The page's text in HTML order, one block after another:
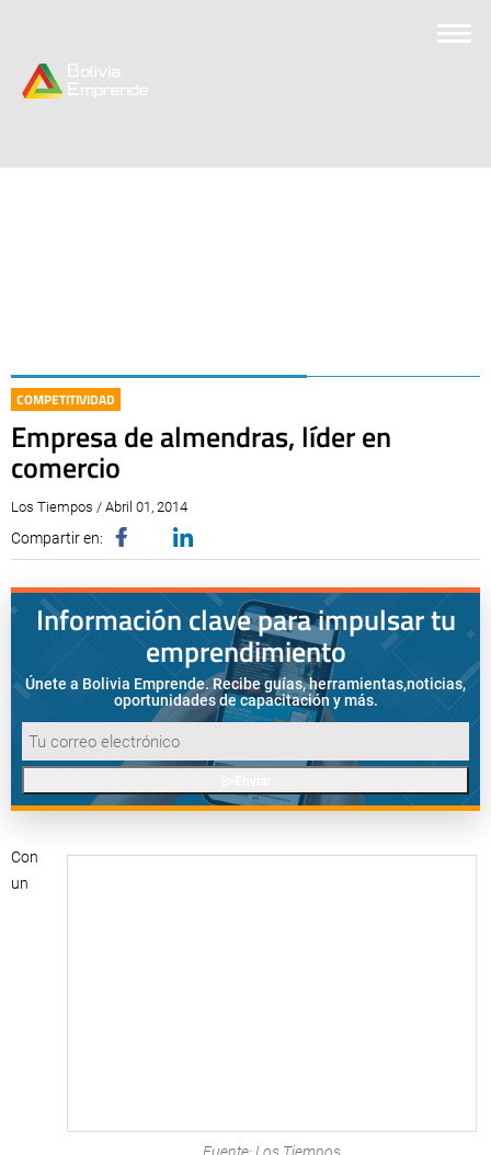
COMPETITIVIDAD
Empresa de almendras, líder en
comercio
Los Tiempos / Abril 01, 2014
Compartir en:
Información clave para impulsar tu
emprendimiento
Únete a Bolivia Emprende. Recibe guías, herramientas,noticias,
oportunidades de capacitación y más.
Con
un